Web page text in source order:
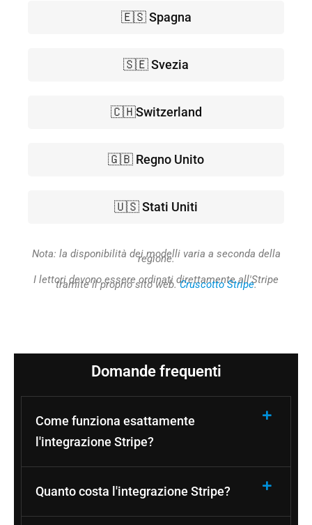
🇪🇸 Spagna
🇸🇪 Svezia
🇨🇭Switzerland
🇬🇧 Regno Unito
🇺🇸 Stati Uniti
Nota: la disponibilità dei modelli varia a seconda della
regione.
I lettori devono essere ordinati direttamente all'Stripe
tramite il proprio sito web.Cruscotto Stripe.
Domande frequenti
Come funziona esattamente
l'integrazione Stripe?
Quanto costa l'integrazione Stripe?